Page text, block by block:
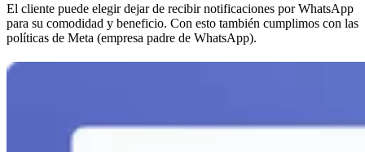
El cliente puede elegir dejar de recibir notificaciones por WhatsApp
para su comodidad y beneficio. Con esto también cumplimos con las
políticas de Meta (empresa padre de WhatsApp).